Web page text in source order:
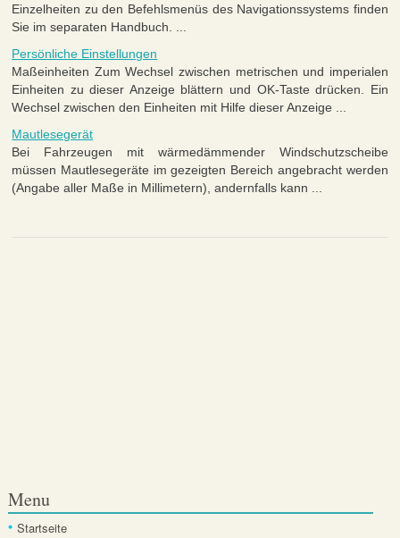
Einzelheiten zu den Befehlsmenüs des Navigationssystems finden
Sie im separaten Handbuch. ...
Persönliche Einstellungen
Maßeinheiten Zum Wechsel zwischen metrischen und imperialen
Einheiten zu dieser Anzeige blättern und OK-Taste drücken. Ein
Wechsel zwischen den Einheiten mit Hilfe dieser Anzeige ...
Mautlesegerät
Bei Fahrzeugen mit wärmedämmender Windschutzscheibe
müssen Mautlesegeräte im gezeigten Bereich angebracht werden
(Angabe aller Maße in Millimetern), andernfalls kann ...
Menu
Startseite